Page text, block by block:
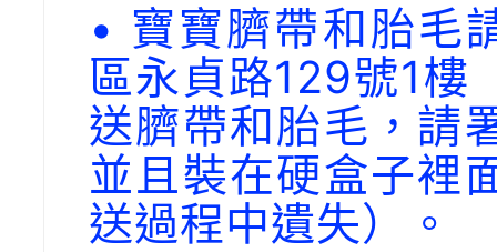
• 寶寶臍帶和胎毛
區永貞路129號1樓
送臍帶和胎毛，請
並且裝在硬盒子裡
送過程中遺失）。